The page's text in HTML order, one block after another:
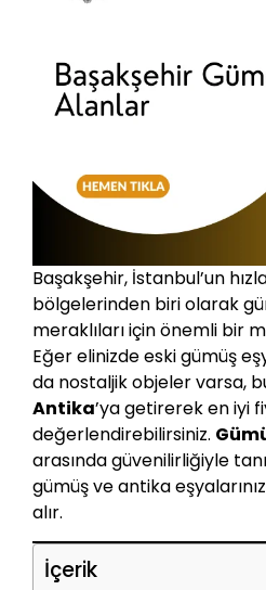
Başakşehir, İstanbul’un
bölgelerinden biri olarak
meraklıları için önemli bir
Eğer elinizde eski gümüş
da nostaljik objeler varsa,
Antika’ya getirerek en iyi
değerlendirebilirsiniz.
arasında güvenilirliğiyle
gümüş ve antika
alır.
İçerik